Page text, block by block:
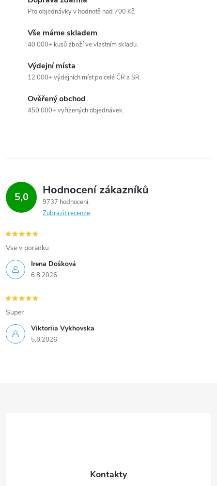
r
v
k
v
ý
p
i
s
u
Pro objednávky v hodnotě nad 700 Kč.
Vše máme skladem
40.000+ kusů zboží ve vlastním skladu.
Výdejní místa
12.000+ výdejních míst po celé ČR a SR.
Ověřený obchod
450.000+ vyřízených objednávek.
5,0 Hodnocení zákazníků
9737 hodnocení
Zobrazit recenze
Irena Došková
6.8.2026
Vse v poradku
Viktoriia Vykhovska
5.8.2026
Super